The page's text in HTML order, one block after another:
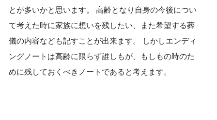
とが多いかと思います。 高齢となり自身の今後につい
て考えた時に家族に想いを残したい、また希望する葬
儀の内容なども記すことが出来ます。 しかしエンディ
ングノートは高齢に限らず誰しもが、もしもの時のた
めに残しておくべきノートであると考えます。